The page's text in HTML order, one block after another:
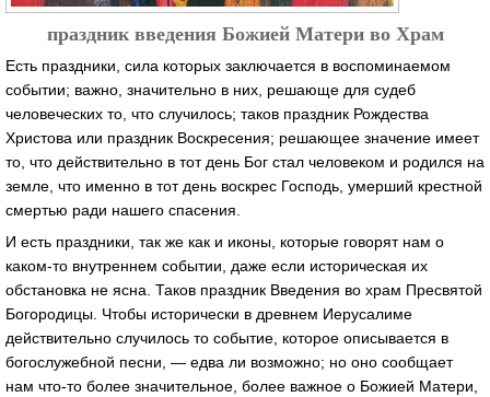
праздник введения Божией Матери во Храм
Есть праздники, сила которых заключается в воспоминаемом
событии; важно, значительно в них, решающе для судеб
человеческих то, что случилось; таков праздник Рождества
Христова или праздник Воскресения; решающее значение имеет
то, что действительно в тот день Бог стал человеком и родился на
земле, что именно в тот день воскрес Господь, умерший крестной
смертью ради нашего спасения.
И есть праздники, так же как и иконы, которые говорят нам о
каком-то внутреннем событии, даже если историческая их
обстановка не ясна. Таков праздник Введения во храм Пресвятой
Богородицы. Чтобы исторически в древнем Иерусалиме
действительно случилось то событие, которое описывается в
богослужебной песни, — едва ли возможно; но оно сообщает
нам что-то более значительное, более важное о Божией Матери,